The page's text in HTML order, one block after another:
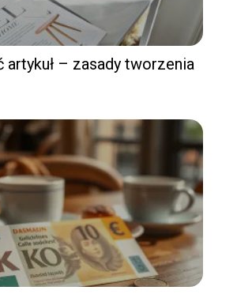
artykuł – zasady tworzenia